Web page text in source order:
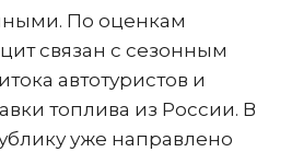
По оценкам
связан с сезонным
автотуристов и
топлива из России. В
уже направлено